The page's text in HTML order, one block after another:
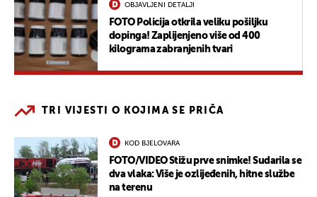
OBJAVLJENI DETALJI
FOTO Policija otkrila veliku pošiljku
dopinga! Zaplijenjeno više od 400
kilograma zabranjenih tvari
TRI VIJESTI O KOJIMA SE PRIČA
KOD BJELOVARA
FOTO/VIDEO Stižu prve snimke! Sudarila se
dva vlaka: Više je ozlijeđenih, hitne službe
na terenu